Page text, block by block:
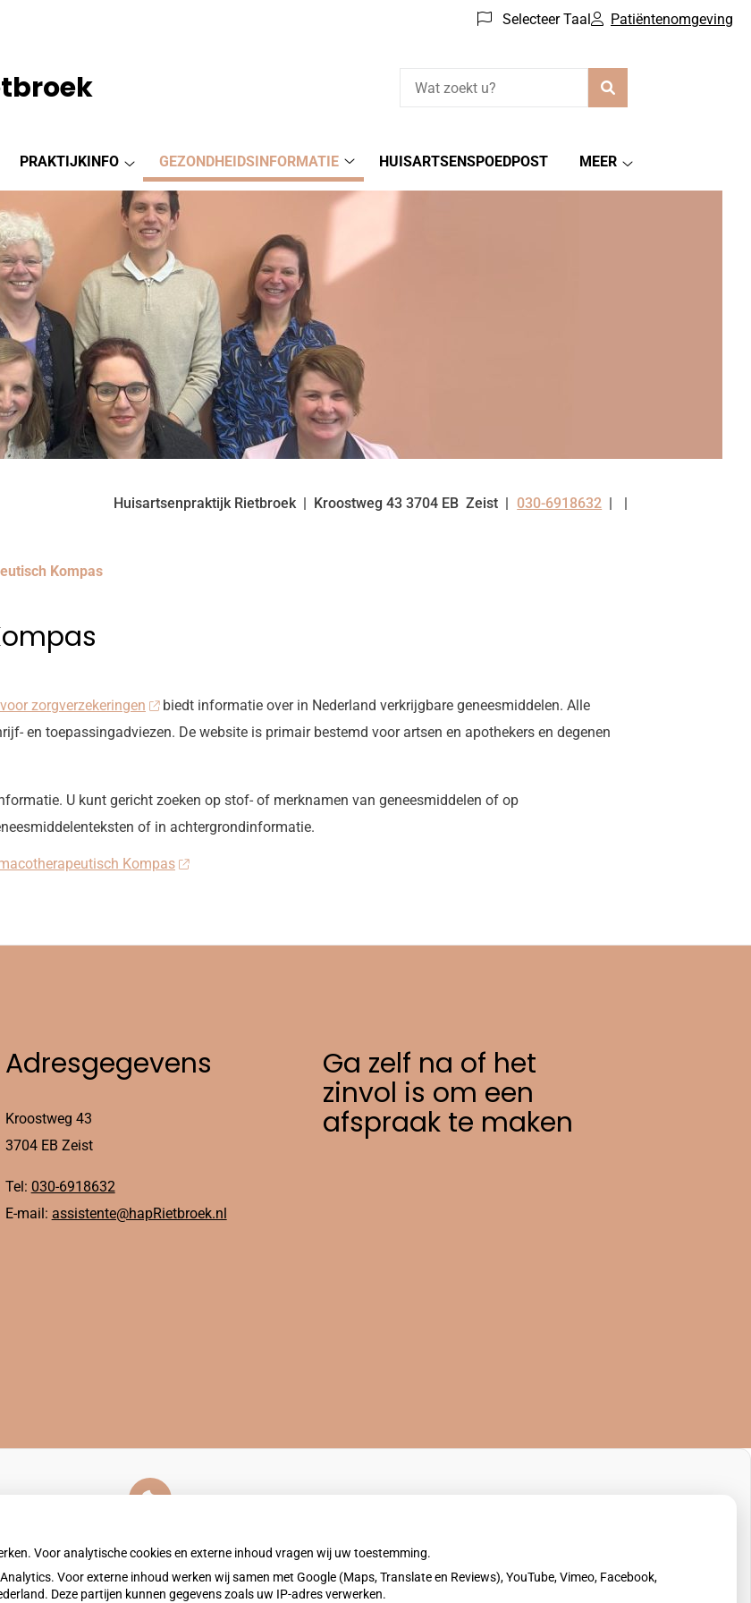
Selecteer Taal Patiëntenomgeving
PRAKTIJKINFO
Praktijkinfo
submenu
GEZONDHEIDSINFORMATIE
Gezondheidsinformatie
submenu
HUISARTSENSPOEDPOST
MEER
Huisartsenpraktijk Rietbroek Kroostweg 43 3704 EB Zeist Tel:
030-6918632
Kompas
zorgverzekeringen
biedt informatie over in Nederland verkrijgbare geneesmiddelen. Alle
en toepassingadviezen. De website is primair bestemd voor artsen en apothekers en degenen
U kunt gericht zoeken op stof- of merknamen van geneesmiddelen of op
of in achtergrondinformatie.
Kompas
Adresgegevens
Kroostweg 43
3704 EB Zeist
Tel: 030-6918632
E-mail: assistente@hapRietbroek.nl
Ga zelf na of het
zinvol is om een
afspraak te maken
externe inhoud
die nodig is om dit te zien.
Cookie-instellingen wijzigen
Voor analytische cookies en externe inhoud vragen wij uw toestemming.
Voor externe inhoud werken wij samen met Google (Maps, Translate en Reviews), YouTube, Vimeo, Facebook,
Deze partijen kunnen gegevens zoals uw IP-adres verwerken.